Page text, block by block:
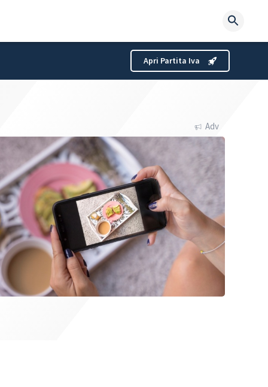
Apri Partita Iva
Adv